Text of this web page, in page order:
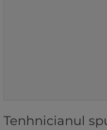
Tenhnicianul